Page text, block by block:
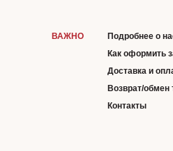
Подробнее о
Как оформить
Доставка и
Возврат/обмен
Контакты
ВАЖНО